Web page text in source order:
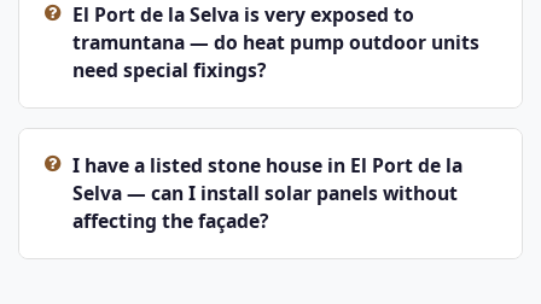
El Port de la Selva is very exposed to
tramuntana — do heat pump outdoor units
need special fixings?
I have a listed stone house in El Port de la
Selva — can I install solar panels without
affecting the façade?